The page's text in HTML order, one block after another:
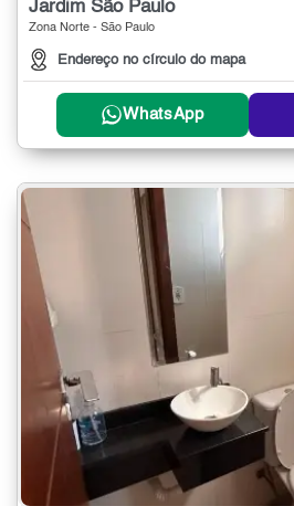
Jardim São Paulo
Zona Norte - São Paulo
Endereço no círculo do mapa
WhatsApp